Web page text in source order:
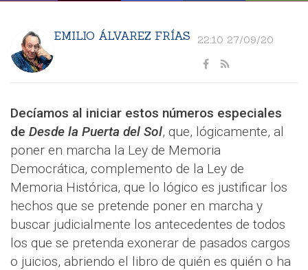
EMILIO ÁLVAREZ FRÍAS 22:10 27/09/20
Decíamos al iniciar estos números especiales
de Desde la Puerta del Sol, que, lógicamente, al
poner en marcha la Ley de Memoria
Democrática, complemento de la Ley de
Memoria Histórica, que lo lógico es justificar los
hechos que se pretende poner en marcha y
buscar judicialmente los antecedentes de todos
los que se pretenda exonerar de pasados cargos
o juicios, abriendo el libro de quién es quién o ha